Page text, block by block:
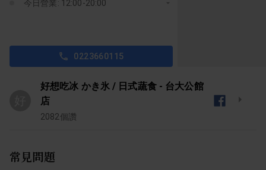
今日營業: 12:00-20:00
0223660115
好想吃冰 かき氷 / 日式蔬食 - 台大公館
店
2082個讚
常見問題